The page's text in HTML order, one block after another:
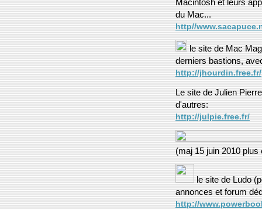
du Mac...
http//
le site de Mac
derniers bastions,
http://jhourdin.free.fr/
Le site de Julien
d'autres:
http://julpie.free.fr/
(maj 15 juin 2010
le site de Ludo
annonces et forum
http://